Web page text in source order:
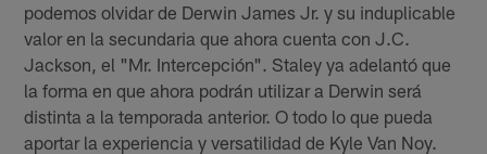
podemos olvidar de Derwin James Jr. y su induplicable
valor en la secundaria que ahora cuenta con J.C.
Jackson, el "Mr. Intercepción". Staley ya adelantó que
la forma en que ahora podrán utilizar a Derwin será
distinta a la temporada anterior. O todo lo que pueda
aportar la experiencia y versatilidad de Kyle Van Noy.